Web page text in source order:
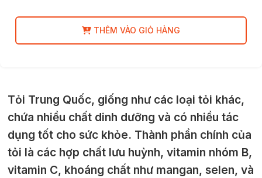
THÊM VÀO GIỎ HÀNG
Tỏi Trung Quốc, giống như các loại tỏi khác,
chứa nhiều chất dinh dưỡng và có nhiều tác
dụng tốt cho sức khỏe. Thành phần chính của
tỏi là các hợp chất lưu huỳnh, vitamin nhóm B,
vitamin C, khoáng chất như mangan, selen, và